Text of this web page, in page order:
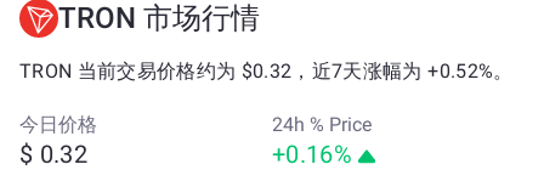
TRON 市场行情
TRON 当前交易价格约为 $0.32，近7天涨幅为 +0.52%。
今日价格
$ 0.32
24h % Price
+0.16%